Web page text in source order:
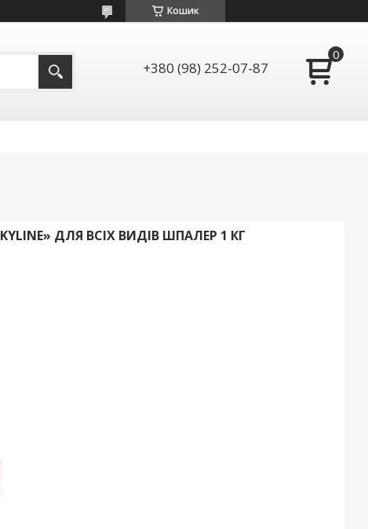
Кошик
+380 (98) 252-07-87
ДЛЯ ВСІХ ВИДІВ ШПАЛЕР 1 КГ